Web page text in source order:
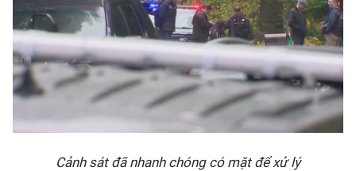
Cảnh sát đã nhanh chóng có mặt để xử lý